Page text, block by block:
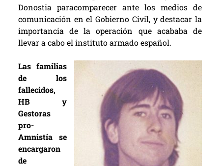
Donostia paracomparecer ante los medios de
comunicación en el Gobierno Civil, y destacar la
importancia de la operación que acababa de
llevar a cabo el instituto armado español.
Las familias
de los
fallecidos,
HB y
Gestoras
pro-
Amnistía se
encargaron
de